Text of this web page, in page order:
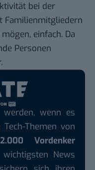
bei der
Familienmitgliedern
einfach. Da
Personen
wenn es
Themen von
Vordenker
News